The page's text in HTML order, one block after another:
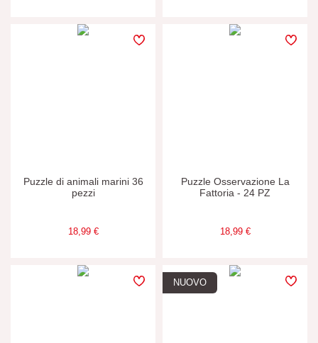
Puzzle di animali marini 36
pezzi
18,99 €
Puzzle Osservazione La
Fattoria - 24 PZ
18,99 €
NUOVO